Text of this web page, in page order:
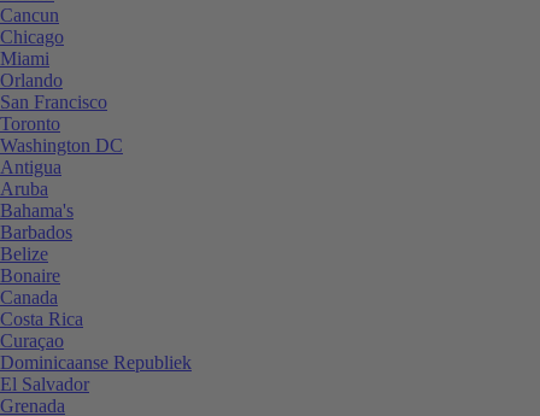
Cancun
Chicago
Miami
Orlando
San Francisco
Toronto
Washington DC
Antigua
Aruba
Bahama's
Barbados
Belize
Bonaire
Canada
Costa Rica
Curaçao
Dominicaanse Republiek
El Salvador
Grenada